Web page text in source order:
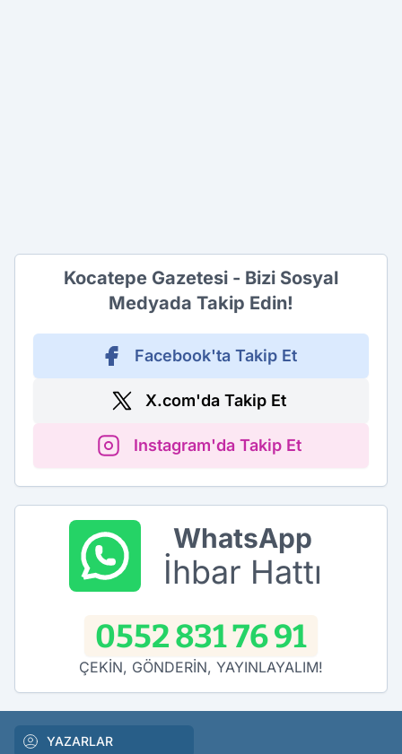
Kocatepe Gazetesi - Bizi Sosyal
Medyada Takip Edin!
Facebook'ta Takip Et
X.com'da Takip Et
Instagram'da Takip Et
WhatsApp
İhbar Hattı
0552 831 76 91
ÇEKİN, GÖNDERİN, YAYINLAYALIM!
YAZARLAR